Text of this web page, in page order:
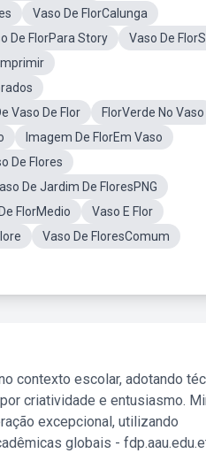
Vaso De FlorCalunga
De FlorPara Story
Vaso De
Vaso De Flor
FlorVerde No Vaso
Imagem De FlorEm Vaso
De Flores
De Jardim De FloresPNG
FlorMedio
Vaso E Flor
Vaso De FloresComum
contexto escolar, adotando
criatividade e entusiasmo.
excepcional, utilizando
globais -